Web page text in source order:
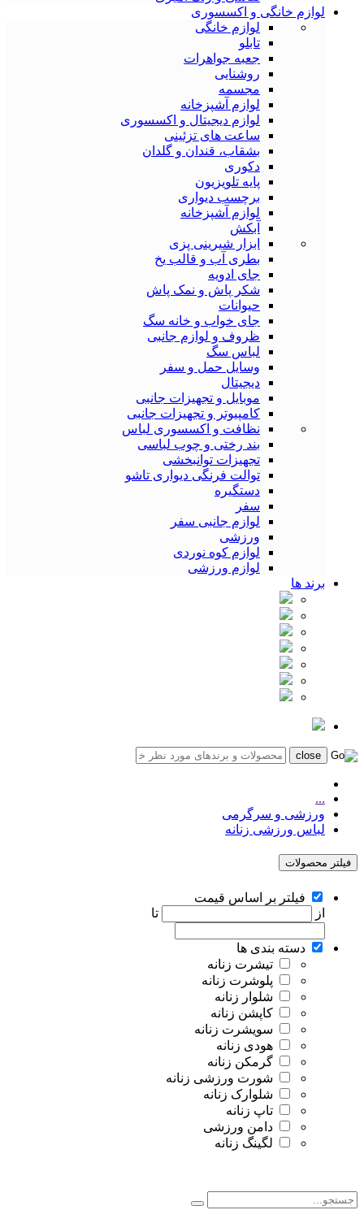
لوازم خانگی و اکسسوری
لوازم خانگی
تابلو
جعبه جواهرات
روشنایی
مجسمه
لوازم آشپزخانه
لوازم دیجیتال و اکسسوری
ساعت های تزئینی
بشقاب، قندان و گلدان
دکوری
پایه تلویزیون
برچسب دیواری
لوازم آشپزخانه
آبکش
ابزار شیرینی پزی
بطری آب و قالب یخ
جای ادویه
شکر پاش و نمک پاش
حیوانات
جای خواب و خانه سگ
ظروف و لوازم جانبی
لباس سگ
وسایل حمل و سفر
دیجیتال
موبایل و تجهیزات جانبی
کامپیوتر و تجهیزات جانبی
نظافت و اکسسوری لباس
بند رختی و چوب لباسی
تجهیزات توانبخشی
توالت فرنگی دیواری تاشو
دستگیره
سفر
لوازم جانبی سفر
ورزشی
لوازم کوه نوردی
لوازم ورزشی
برند ها
...
ورزشی و سرگرمی
لباس ورزشی زنانه
فیلتر محصولات
فیلتر بر اساس قیمت
از
تا
دسته بندی ها
تیشرت زنانه
پلوشرت زنانه
شلوار زنانه
کاپشن زنانه
سویشرت زنانه
هودی زنانه
گرمکن زنانه
شورت ورزشی زنانه
شلوارک زنانه
تاپ زنانه
دامن ورزشی
لگینگ زنانه